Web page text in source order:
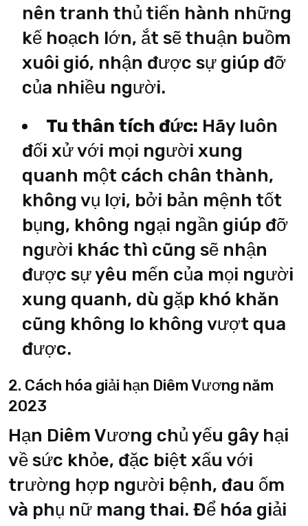
nên tranh thủ tiến hành những
kế hoạch lớn, ắt sẽ thuận buồm
xuôi gió, nhận được sự giúp đỡ
của nhiều người.
Tu thân tích đức: Hãy luôn
đối xử với mọi người xung
quanh một cách chân thành,
không vụ lợi, bởi bản mệnh tốt
bụng, không ngại ngần giúp đỡ
người khác thì cũng sẽ nhận
được sự yêu mến của mọi người
xung quanh, dù gặp khó khăn
cũng không lo không vượt qua
được.
2. Cách hóa giải hạn Diêm Vương năm
2023
Hạn Diêm Vương chủ yếu gây hại
về sức khỏe, đặc biệt xấu với
trường hợp người bệnh, đau ốm
và phụ nữ mang thai. Để hóa giải